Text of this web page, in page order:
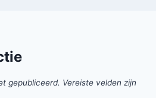
gepubliceerd. Vereiste velden zijn